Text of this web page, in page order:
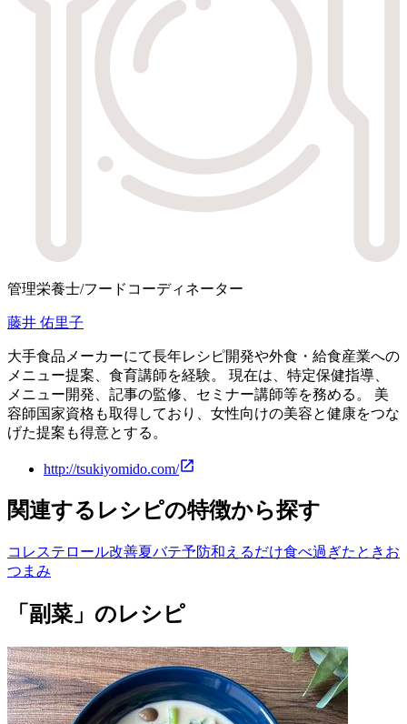
管理栄養士/フードコーディネーター
藤井 佑里子
大手食品メーカーにて長年レシピ開発や外食・給食産業への
メニュー提案、食育講師を経験。 現在は、特定保健指導、
メニュー開発、記事の監修、セミナー講師等を務める。 美
容師国家資格も取得しており、女性向けの美容と健康をつな
げた提案も得意とする。
http://tsukiyomido.com/
関連するレシピの特徴から探す
コレステロール改善夏バテ予防和えるだけ食べ過ぎたとき お
つまみ
「副菜」のレシピ